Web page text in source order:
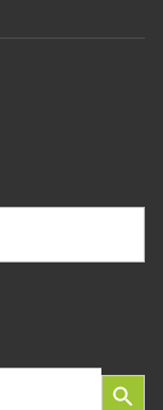
Botón de